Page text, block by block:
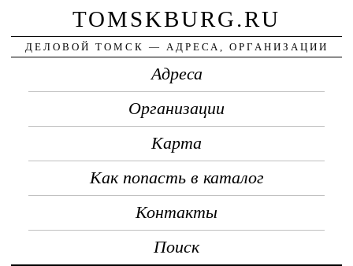
TOMSKBURG.RU
ДЕЛОВОЙ ТОМСК — АДРЕСА, ОРГАНИЗАЦИИ
Адреса
Организации
Карта
Как попасть в каталог
Контакты
Поиск